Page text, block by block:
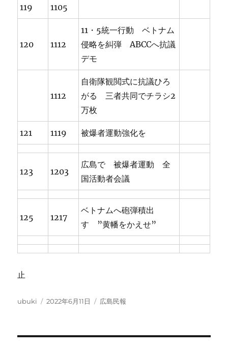
119 1105
120 1112
11・5統一行動 ベトナム
侵略を糾弾 ABCCへ抗議
デモ
1112
自衛隊観閲式に抗議ひろ
がる 三者共同でチラシ2
万枚
121 1119 被爆者運動強化を
123 1203
広島で 被爆者運動 全
国活動者会議
125 1217
ベトナムへ砲弾積出
す ”黄幡をかえせ”
止
投
ubuki
投
2022年6月11日
カ
広島民報